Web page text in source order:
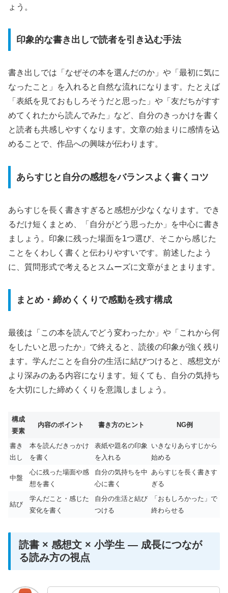
ょう。
印象的な書き出しで読者を引き込む手法
書き出しでは「なぜその本を選んだのか」や「最初に気に
なったこと」を入れると自然な流れになります。たとえば
「表紙を見ておもしろそうだと思った」や「友だちがすす
めてくれたから読んでみた」など、自分のきっかけを書く
と読者も共感しやすくなります。文章の始まりに感情を込
めることで、作品への興味が伝わります。
あらすじと自分の感想をバランスよく書くコツ
あらすじを長く書きすぎると感想が少なくなります。でき
るだけ短くまとめ、「自分がどう思ったか」を中心に書き
ましょう。印象に残った場面を1つ選び、そこから感じた
ことをくわしく書くと伝わりやすいです。前述したよう
に、質問形式で考えるとスムーズに文章がまとまります。
まとめ・締めくくりで感動を残す構成
最後は「この本を読んでどう変わったか」や「これから何
をしたいと思ったか」で終えると、読後の印象が強く残り
ます。学んだことを自分の生活に結びつけると、感想文が
より深みのある内容になります。短くても、自分の気持ち
を大切にした締めくくりを意識しましょう。
構成
要素
内容のポイント 書き方のヒント NG例
書き
出し
本を読んだきっかけ
を書く
表紙や題名の印象
を入れる
いきなりあらすじから
始める
中盤
心に残った場面や感
想を書く
自分の気持ちを中
心に書く
あらすじを長く書きす
ぎる
結び
学んだこと・感じた
変化を書く
自分の生活と結び
つける
「おもしろかった」で
終わらせる
読書 × 感想文 × 小学生 — 成長につなが
る読み方の視点